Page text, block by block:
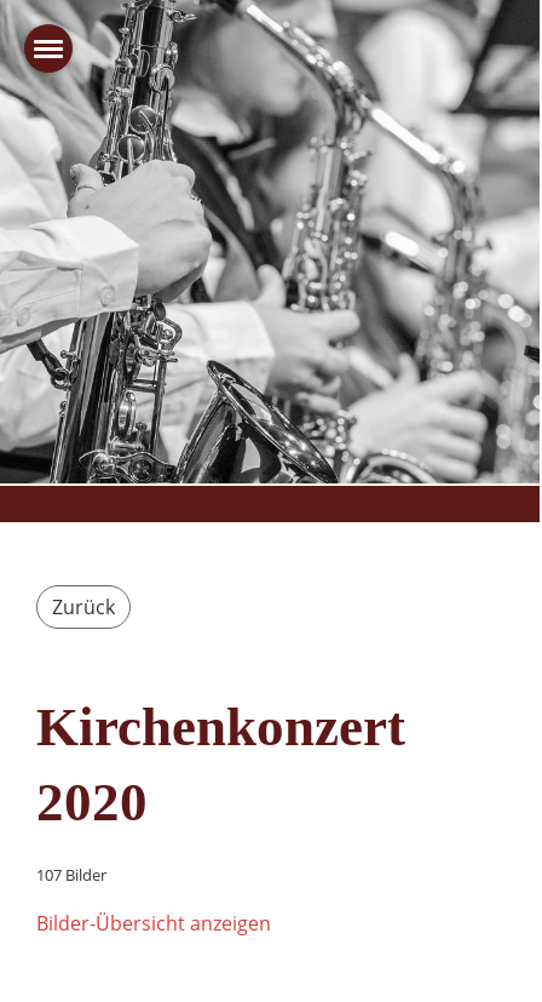
Zurück
Kirchenkonzert
2020
107 Bilder
Bilder-Übersicht anzeigen